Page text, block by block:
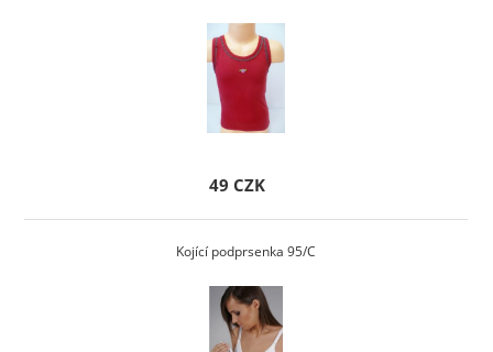
49 CZK
Kojící podprsenka 95/C